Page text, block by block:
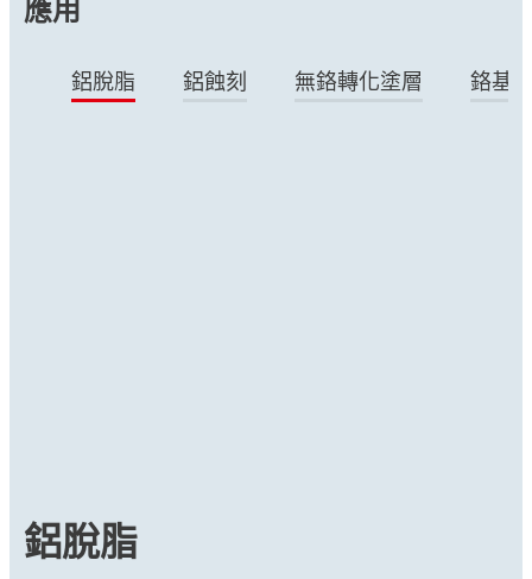
應用
鋁脫脂 鋁蝕刻 無鉻轉化塗層 鉻基
鋁脫脂